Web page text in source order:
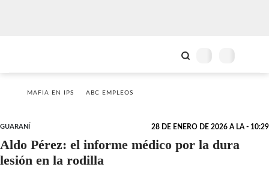
MAFIA EN IPS ABC EMPLEOS
GUARANÍ 28 DE ENERO DE 2026 A LA - 10:29
Aldo Pérez: el informe médico por la dura
lesión en la rodilla